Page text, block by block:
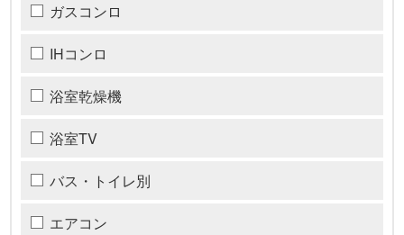
ガスコンロ
IHコンロ
浴室乾燥機
浴室TV
バス・トイレ別
エアコン